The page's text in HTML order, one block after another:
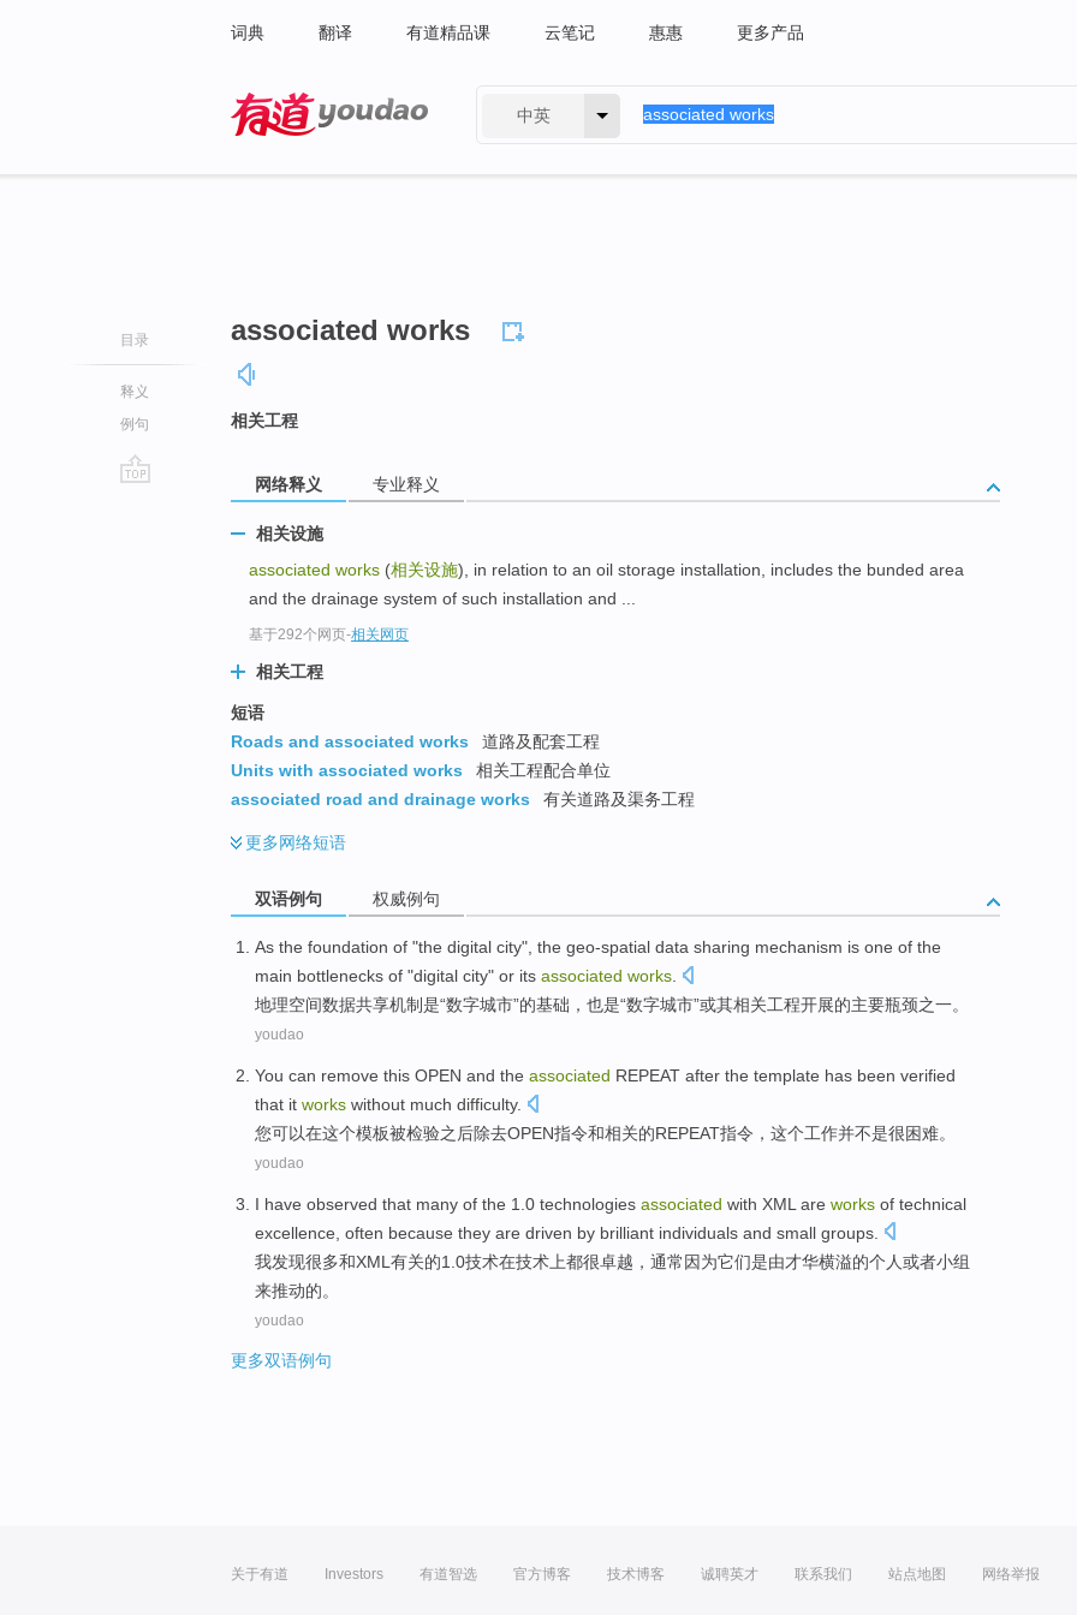
词典 翻译 有道精品课 云笔记 惠惠 更多产品
中英
目录
释义
例句
associated works
相关工程
网络释义 专业释义
相关设施
associated works (相关设施), in relation to an oil storage installation, includes the bunded area
and the drainage system of such installation and ...
基于292个网页-相关网页
相关工程
短语
Roads and associated works
道路及配套工程
Units with associated works
相关工程配合单位
associated road and drainage works
有关道路及渠务工程
更多网络短语
双语例句 权威例句
As the foundation of "the digital city", the geo-spatial data sharing mechanism is one of the
main bottlenecks of "digital city" or its associated works
地理空间数据共享机制是“数字城市”的基础 ，也是“数字城市”或其相关工程开展的主要瓶颈之一。
youdao
You can remove this OPEN and the associated REPEAT after the template has been verified
that it works without much difficulty.
您可以在这个模板被检验之后除去OPEN指令和相关的REPEAT指令， 这个工作并不是很困难。
youdao
I have observed that many of the 1.0 technologies associated with XML are works of technical
excellence often because they are driven by brilliant individuals and small groups
我发现很多和XML 有关的1.0技术在技术 上都很卓越 ， 通常因为它们是由才华横溢的个人或者小组
来推动的。
youdao
更多双语例句
关于有道 Investors 有道智选 官方博客 技术博客 诚聘英才 联系我们 站点地图 网络举报